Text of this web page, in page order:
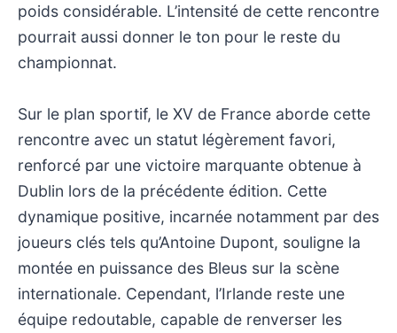
poids considérable. L’intensité de cette rencontre
pourrait aussi donner le ton pour le reste du
championnat.
Sur le plan sportif, le XV de France aborde cette
rencontre avec un statut légèrement favori,
renforcé par une victoire marquante obtenue à
Dublin lors de la précédente édition. Cette
dynamique positive, incarnée notamment par des
joueurs clés tels qu’Antoine Dupont, souligne la
montée en puissance des Bleus sur la scène
internationale. Cependant, l’Irlande reste une
équipe redoutable, capable de renverser les